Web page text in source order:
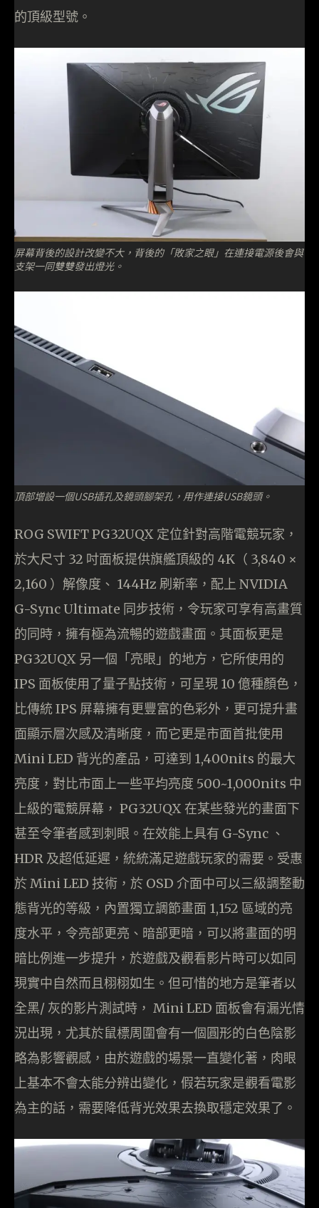
的頂級型號。
屏幕背後的設計改變不大，背後的「敗家之眼」在連接電源後會與
支架一同雙雙發出燈光。
頂部增設一個USB插孔及鏡頭腳架孔，用作連接USB鏡頭。
ROG SWIFT PG32UQX 定位針對高階電競玩家，
於大尺寸 32 吋面板提供旗艦頂級的 4K（ 3,840 ×
2,160 ）解像度、 144Hz 刷新率，配上 NVIDIA
G-Sync Ultimate 同步技術，令玩家可享有高畫質
的同時，擁有極為流暢的遊戲畫面。其面板更是
PG32UQX 另一個「亮眼」的地方，它所使用的
IPS 面板使用了量子點技術，可呈現 10 億種顏色，
比傳統 IPS 屏幕擁有更豐富的色彩外，更可提升畫
面顯示層次感及清晰度，而它更是市面首批使用
Mini LED 背光的產品，可達到 1,400nits 的最大
亮度，對比市面上一些平均亮度 500~1,000nits 中
上級的電競屏幕， PG32UQX 在某些發光的畫面下
甚至令筆者感到刺眼。在效能上具有 G-Sync 、
HDR 及超低延遲，統統滿足遊戲玩家的需要。受惠
於 Mini LED 技術，於 OSD 介面中可以三級調整動
態背光的等級，內置獨立調節畫面 1,152 區域的亮
度水平，令亮部更亮、暗部更暗，可以將畫面的明
暗比例進一步提升，於遊戲及觀看影片時可以如同
現實中自然而且栩栩如生。但可惜的地方是筆者以
全黑/ 灰的影片測試時， Mini LED 面板會有漏光情
況出現，尤其於鼠標周圍會有一個圓形的白色陰影
略為影響觀感，由於遊戲的場景一直變化著，肉眼
上基本不會太能分辨出變化，假若玩家是觀看電影
為主的話，需要降低背光效果去換取穩定效果了。